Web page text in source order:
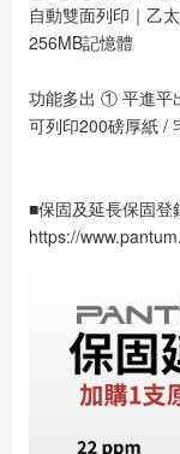
自動雙面列印｜乙
256MB記憶體
功能多出 ① 平進平
可列印200磅厚紙 /
■保固及延長保固登
https://